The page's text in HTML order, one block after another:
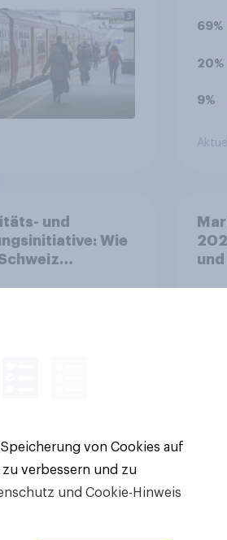
öffentliche
um
69%
20%
9%
und
Wie
von Cookies auf
zu verbessern und zu
und Cookie-Hinweis